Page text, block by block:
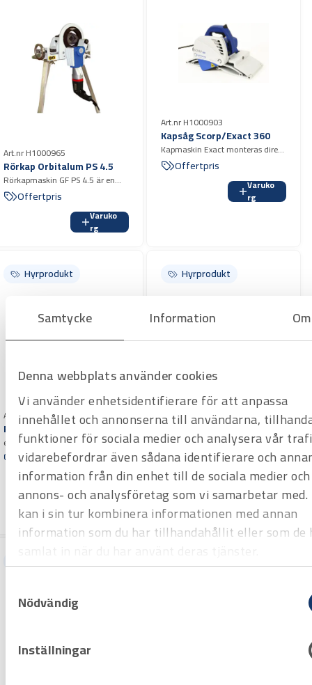
Samtycke Information Om
Denna webbplats använder cookies
Vi använder enhetsidentifierare för att anpassa
innehållet och annonserna till användarna,
funktioner för sociala medier och analysera vår
vidarebefordrar även sådana identifierare och
information från din enhet till de sociala medier och
annons- och analysföretag som vi samarbetar med.
kan i sin tur kombinera informationen med annan
information som du har tillhandahållit eller som de
Nödvändig
Inställningar
Art.nr H1000965
Rörkap Orbitalum PS 4.5
Rörkapmaskin GF PS 4.5 är en
kompakt och lätt eldriven
rörkapmaskin för kapning av i
första hand tunnväggiga rostfria
Offertpris
Varuko
rg
Art.nr H1000903
Kapsåg Scorp/Exact 360
Kapmaskin Exact monteras direkt
på röret, sågklingan sitter
automatiskt rätt och behöver ej
Offertpris
Varuko
rg
Hyrprodukt
Art.nr H1010419
Röravskärare 50-160 mm
elektriskt stativ
Offertpris
Varuko
rg
Hyrprodukt
Art.nr H1000901
Kapsåg Exact 200
För stål, koppar, rostfritt, gjutjärn
och plast 15-200 mm, godstj. 8
mm stål, plast 12 mm.
Offertpris
Varuko
rg